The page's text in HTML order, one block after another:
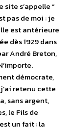
site s’appelle “
pas de moi : je
est antérieure
dès 1929 dans
André Breton,
démocrate,
retenu cette
sans argent,
le Fils de
un fait : la